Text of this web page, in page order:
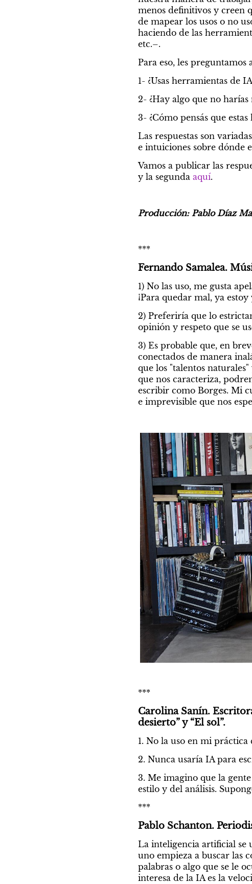
menos definitivos y creen
de mapear los usos o no
haciendo de las
etc.–.
Para eso, les preguntamos
1- ¿Usas herramientas de
2- ¿Hay algo que no harías
3- ¿Cómo pensás que
Las respuestas son
e intuiciones sobre dónde
Vamos a publicar las
y la segunda aquí.
Producción: Pablo Díaz
***
Fernando Samalea.
1) No las uso, me gusta
¡Para quedar mal, ya
2) Preferiría que lo
opinión y respeto que se
3) Es probable que, en
conectados de manera
que los "talentos
que nos caracteriza,
escribir como Borges. Mi
e imprevisible que nos
***
Carolina Sanín.
desierto” y “El sol”.
1. No la uso en mi
2. Nunca usaría IA para
3. Me imagino que la
estilo y del análisis.
***
Pablo Schanton.
La inteligencia artificial se
uno empieza a buscar las
palabras o algo que se le
interesa de la IA es la